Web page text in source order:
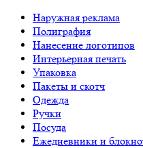
Наружная реклама
Полиграфия
Нанесение логотипов
Интерьерная печать
Упаковка
Пакеты и скотч
Одежда
Ручки
Посуда
Ежедневники и